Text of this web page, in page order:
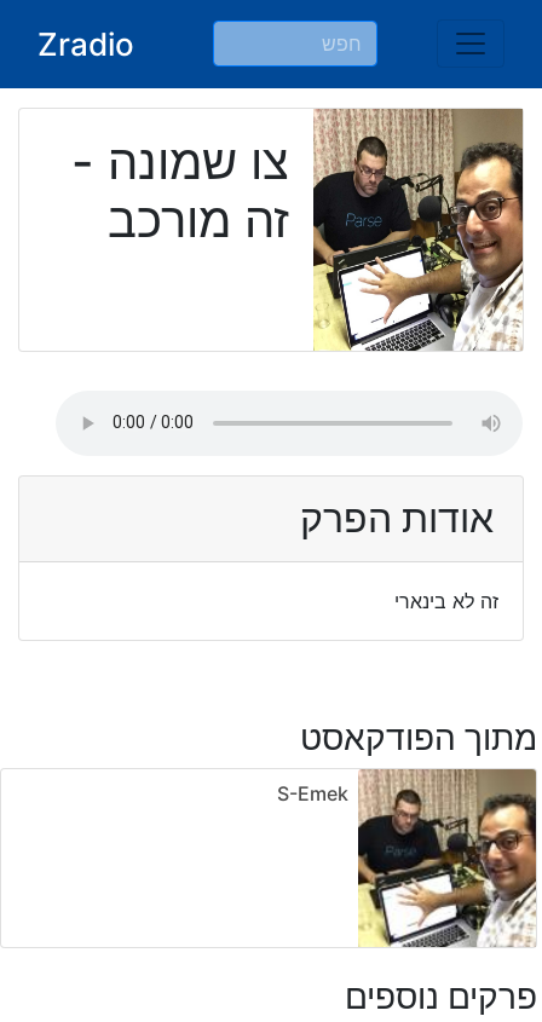
Zradio
צו שמונה -
זה מורכב
אודות הפרק
זה לא בינארי
מתוך הפודקאסט
S-Emek
פרקים נוספים